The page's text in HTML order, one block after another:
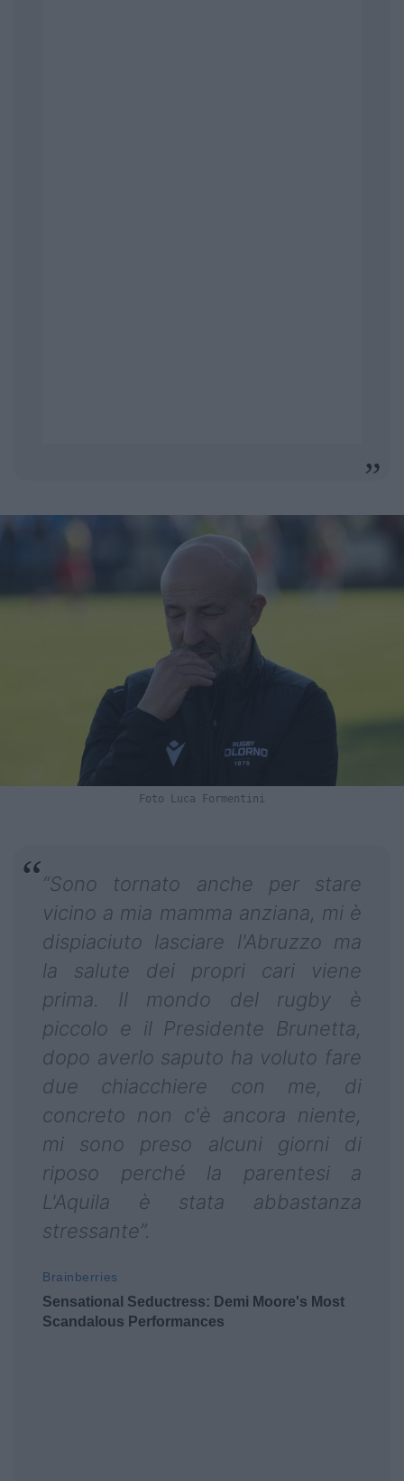
Foto Luca Formentini
“Sono tornato anche per stare
vicino a mia mamma anziana, mi è
dispiaciuto lasciare l'Abruzzo ma
la salute dei propri cari viene
prima. Il mondo del rugby è
piccolo e il Presidente Brunetta,
dopo averlo saputo ha voluto fare
due chiacchiere con me, di
concreto non c'è ancora niente,
mi sono preso alcuni giorni di
riposo perché la parentesi a
L'Aquila è stata abbastanza
stressante”.